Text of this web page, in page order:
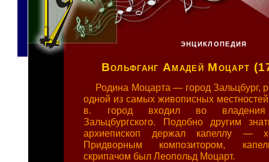
ЭНЦИКЛОПЕДИЯ
Вольфганг Амадей Моцарт
Родина Моцарта — город Зальцбург,
одной из самых живописных
в. город входил во владения
Зальцбургского. Подобно другим
архиепископ держал капеллу —
Придворным композитором,
скрипачом был Леопольд Моцарт.